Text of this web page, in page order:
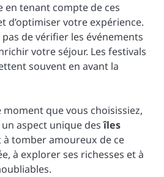
en tenant compte de ces
d’optimiser votre expérience.
pas de vérifier les événements
votre séjour. Les festivals
souvent en avant la
que vous choisissiez,
aspect unique desîles
à tomber amoureux de ce
à explorer ses richesses et à